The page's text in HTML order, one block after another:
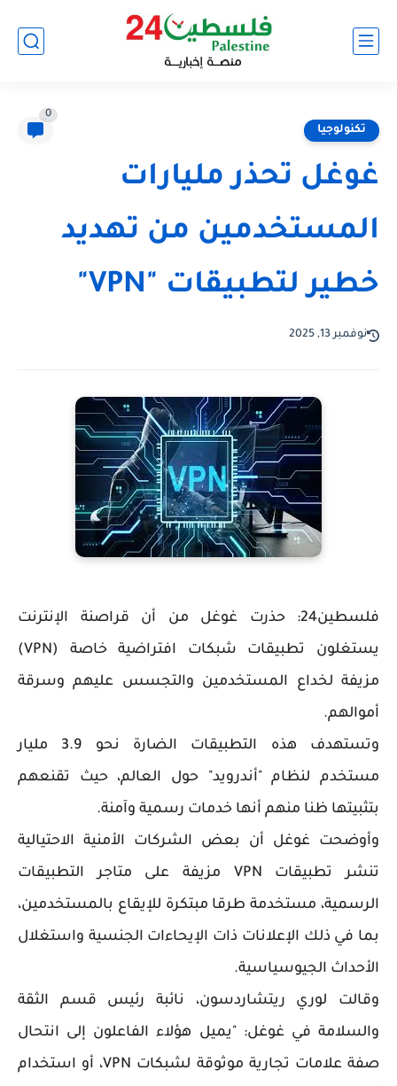
تكنولوجيا
0
غوغل تحذر مليارات
المستخدمين من تهديد
خطير لتطبيقات "VPN"
نوفمبر 13, 2025
فلسطين24: حذرت غوغل من أن قراصنة الإنترنت
يستغلون تطبيقات شبكات افتراضية خاصة (VPN)
مزيفة لخداع المستخدمين والتجسس عليهم وسرقة
أموالهم.
وتستهدف هذه التطبيقات الضارة نحو 3.9 مليار
مستخدم لنظام "أندرويد" حول العالم، حيث تقنعهم
بتثبيتها ظنا منهم أنها خدمات رسمية وآمنة.
وأوضحت غوغل أن بعض الشركات الأمنية الاحتيالية
تنشر تطبيقات VPN مزيفة على متاجر التطبيقات
الرسمية، مستخدمة طرقا مبتكرة للإيقاع بالمستخدمين،
بما في ذلك الإعلانات ذات الإيحاءات الجنسية واستغلال
الأحداث الجيوسياسية.
وقالت لوري ريتشاردسون، نائبة رئيس قسم الثقة
والسلامة في غوغل: "يميل هؤلاء الفاعلون إلى انتحال
صفة علامات تجارية موثوقة لشبكات VPN، أو استخدام